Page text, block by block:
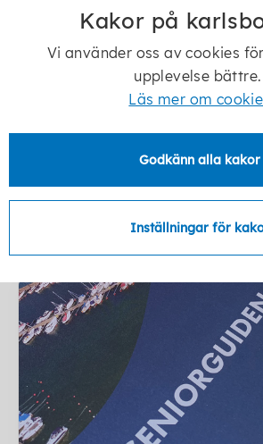
Seniorbladet
Seniorbladet är en kvartalsvis
sammanställning av aktiviteter
skickar in för publicering...
Kakor på
Vi använder oss av cookies
upplevelse bättre.
Läs mer om
Godkänn alla kakor
Inställningar för